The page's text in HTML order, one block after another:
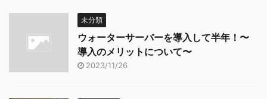
未分類
ウォーターサーバーを導入して半年！〜
導入のメリットについて〜
2023/11/26